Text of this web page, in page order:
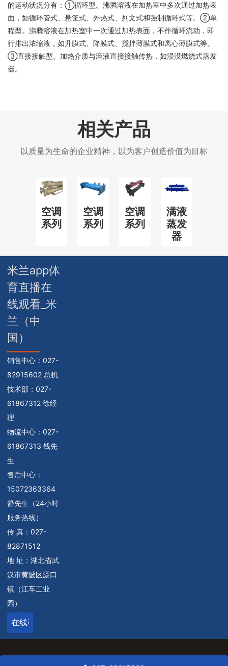
的运动状况分有：①循环型。沸腾溶液在加热室中多次通过加热表
面，如循环管式、悬筐式、外热式、列文式和强制循环式等。②单
程型。沸腾溶液在加热室中一次通过加热表面，不作循环流动，即
行排出浓缩液，如升膜式、降膜式、搅拌薄膜式和离心薄膜式等。
③直接接触型。加热介质与溶液直接接触传热，如浸没燃烧式蒸发
器。
相关产品
以质量为生命的企业精神，以为客户创造价值为目标
空调
系列
空调
系列
空调
系列
满液
蒸发
器
米兰app体
育直播在
线观看_米
兰（中
国）
销售中心： 027-
82915602 总机
技术部： 027-
61867312 徐经
理
物流中心： 027-
61867313 钱先
生
售后中心：
15072363364
舒先生（24小时
服务热线）
传 真：027-
82871512
地 址：湖北省武
汉市黄陂区滠口
镇（江车工业
园）
在线咨询